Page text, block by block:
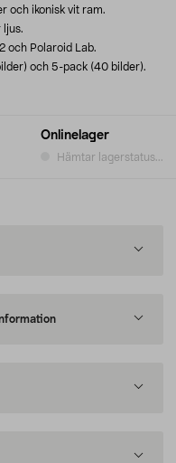
Onlinelager
Hämtar lagerstatus...
och ikonisk vit ram.
ljus.
och Polaroid Lab.
och 5-pack (40 bilder).